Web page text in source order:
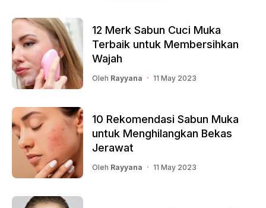
12 Merk Sabun Cuci Muka
Terbaik untuk Membersihkan
Wajah
Oleh Rayyana 11 May 2023
10 Rekomendasi Sabun Muka
untuk Menghilangkan Bekas
Jerawat
Oleh Rayyana 11 May 2023